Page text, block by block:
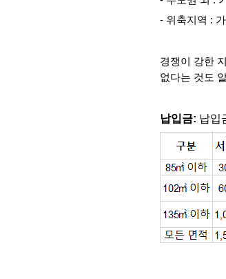
- 위축지역 :
경쟁이 강한
없다는 것도
납입금: 납입